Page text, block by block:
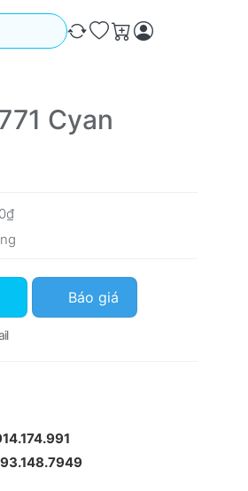
hiện khi bạn nhập. Nhấn phím
So sánh
Ưa thích
Giỏ hàng
Cyan
với giá 528.000₫, số lượng 1.
Báo giá